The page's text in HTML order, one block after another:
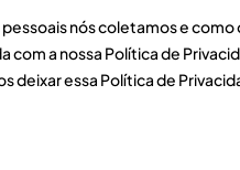
nós coletamos e
a nossa Política de
essa Política de